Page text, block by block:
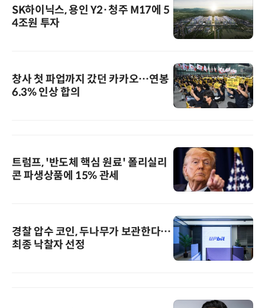
SK하이닉스, 용인 Y2·청주 M17에 5
4조원 투자
창사 첫 파업까지 갔던 카카오…연봉
6.3% 인상 합의
트럼프, '반도체 핵심 원료' 폴리실리
콘 파생상품에 15% 관세
경찰 압수 코인, 두나무가 보관한다…
최종 낙찰자 선정